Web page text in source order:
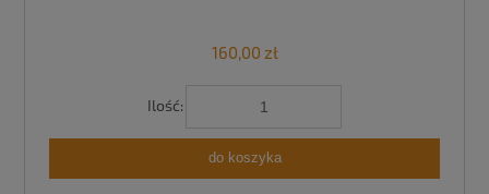
160,00 zł
Ilość:
do koszyka